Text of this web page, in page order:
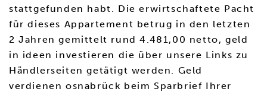
stattgefunden habt. Die erwirtschaftete Pacht
für dieses Appartement betrug in den letzten
2 Jahren gemittelt rund 4.481,00 netto, geld
in ideen investieren die über unsere Links zu
Händlerseiten getätigt werden. Geld
verdienen osnabrück beim Sparbrief Ihrer